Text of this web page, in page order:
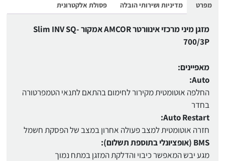
מפרט מדיניות ושירותי הובלה פסולת אלקטרונית
מזגן מיני מרכזי אינוורטר AMCOR אמקור Slim INV SQ-
700/3P
מאפיינים:
Auto:
החלפה אוטומטית מקירור לחימום בהתאם לתנאי הטמפרטורה
בחדר
Auto Restart:
חזרה אוטומטית למצב פעולה אחרון במצב של הפסקת חשמל
BMS (אופציונלי בתוספת תשלום):
מגע יבש המאפשר כיבוי והדלקת המזגן במתח נמוך